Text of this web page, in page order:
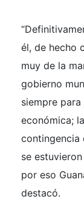
él, de hecho
muy de la
gobierno
siempre
económica;
contingencia
se
por eso
destacó.